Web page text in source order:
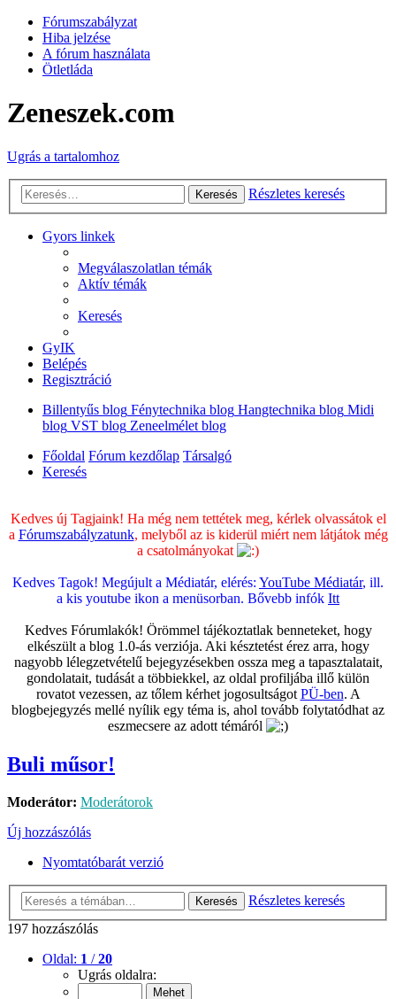
Fórumszabályzat
Hiba jelzése
A fórum használata
Ötletláda
Zeneszek.com
Ugrás a tartalomhoz
Keresés Részletes keresés
Gyors linkek
Megválaszolatlan témák
Aktív témák
Keresés
GyIK
Belépés
Regisztráció
Billentyűs blog Fénytechnika blog Hangtechnika blog Midi
blog VST blog Zeneelmélet blog
Főoldal Fórum kezdőlap Társalgó
Keresés
Kedves új Tagjaink! Ha még nem tettétek meg, kérlek olvassátok el
a Fórumszabályzatunk, melyből az is kiderül miért nem látjátok még
a csatolmányokat
Kedves Tagok! Megújult a Médiatár, elérés: YouTube Médiatár, ill.
a kis youtube ikon a menüsorban. Bővebb infók Itt
Kedves Fórumlakók! Örömmel tájékoztatlak benneteket, hogy
elkészült a blog 1.0-ás verziója. Aki késztetést érez arra, hogy
nagyobb lélegzetvételű bejegyzésekben ossza meg a tapasztalatait,
gondolatait, tudását a többiekkel, az oldal profiljába illő külön
rovatot vezessen, az tőlem kérhet jogosultságotPÜ-ben. A
blogbejegyzés mellé nyílik egy téma is, ahol tovább folytatódhat az
eszmecsere az adott témáról
Buli műsor!
Moderátor: Moderátorok
Új hozzászólás
Nyomtatóbarát verzió
Keresés
Részletes keresés
197 hozzászólás
Oldal: 1 /20
Ugrás oldalra: